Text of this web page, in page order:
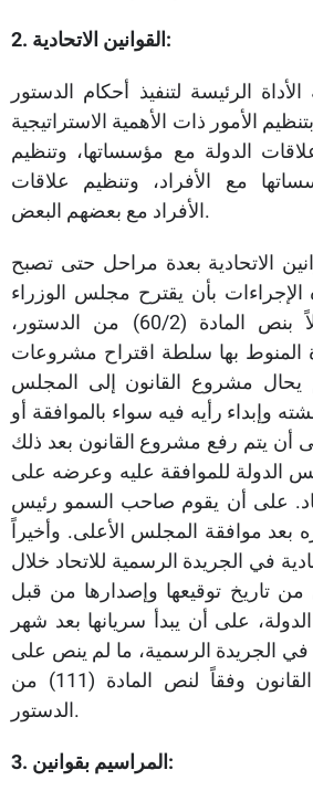
2. القوانين الاتحادية:
الأداة الرئيسة لتنفيذ أحكام الدستور
الأمور ذات الأهمية الاستراتيجية
الدولة مع مؤسساتها، وتنظيم
مع الأفراد، وتنظيم علاقات
الأفراد مع بعضهم البعض.
الاتحادية بعدة مراحل حتى تصبح
الإجراءات بأن يقترح مجلس الوزراء
مشروع القانون عملاً بنص المادة (60/2) من الدستور،
المنوط بها سلطة اقتراح مشروعات
ثم يحال مشروع القانون إلى المجلس
وإبداء رأيه فيه سواء بالموافقة أو
أن يتم رفع مشروع القانون بعد ذلك
الدولة للموافقة عليه وعرضه على
على أن يقوم صاحب السمو رئيس
بعد موافقة المجلس الأعلى. وأخيراً
في الجريدة الرسمية للاتحاد خلال
تاريخ توقيعها وإصدارها من قبل
على أن يبدأ سريانها بعد شهر
الجريدة الرسمية، ما لم ينص على
تاريخ آخر في ذات القانون وفقاً لنص المادة (111) من
الدستور.
3. المراسيم بقوانين: